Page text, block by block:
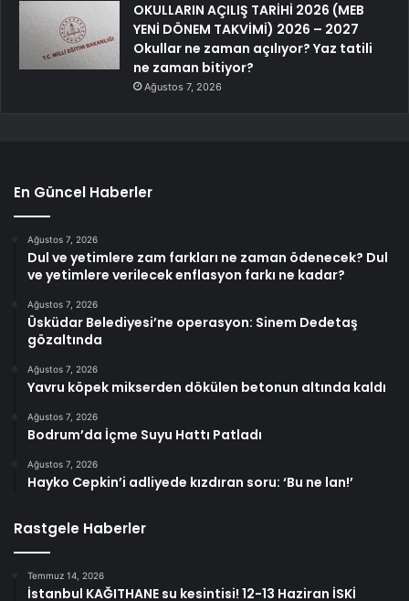
OKULLARIN AÇILIŞ TARİHİ 2026 (MEB
YENİ DÖNEM TAKVİMİ) 2026 – 2027
Okullar ne zaman açılıyor? Yaz tatili
ne zaman bitiyor?
Ağustos 7, 2026
En Güncel Haberler
Ağustos 7, 2026
Dul ve yetimlere zam farkları ne zaman ödenecek? Dul
ve yetimlere verilecek enflasyon farkı ne kadar?
Ağustos 7, 2026
Üsküdar Belediyesi’ne operasyon: Sinem Dedetaş
gözaltında
Ağustos 7, 2026
Yavru köpek mikserden dökülen betonun altında kaldı
Ağustos 7, 2026
Bodrum’da İçme Suyu Hattı Patladı
Ağustos 7, 2026
Hayko Cepkin’i adliyede kızdıran soru: ‘Bu ne lan!’
Rastgele Haberler
Temmuz 14, 2026
İstanbul KAĞITHANE su kesintisi! 12-13 Haziran İSKİ